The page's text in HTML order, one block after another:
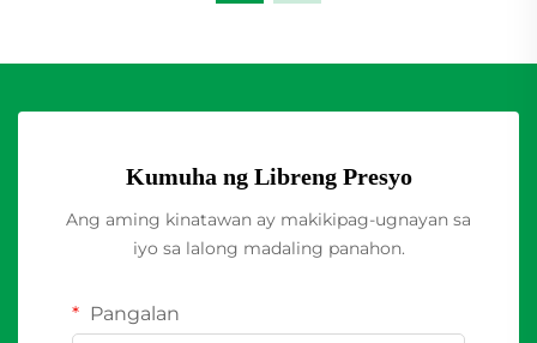
Kumuha ng Libreng Presyo
Ang aming kinatawan ay makikipag-ugnayan sa
iyo sa lalong madaling panahon.
Pangalan